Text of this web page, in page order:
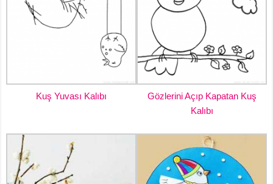
Kuş Yuvası Kalıbı
Gözlerini Açıp Kapatan Kuş
Kalıbı